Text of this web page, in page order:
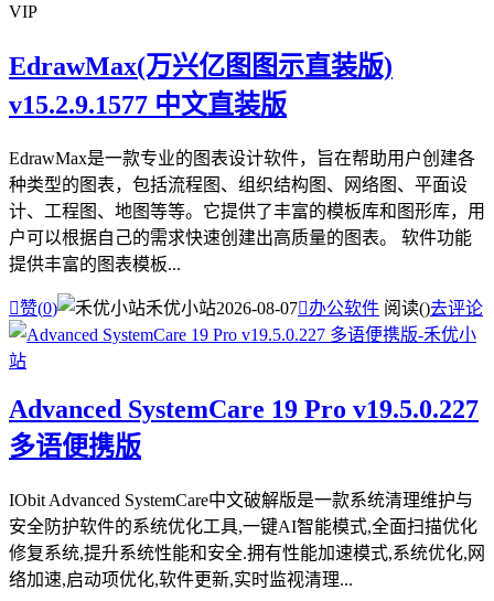
VIP
EdrawMax(万兴亿图图示直装版)
v15.2.9.1577 中文直装版
EdrawMax是一款专业的图表设计软件，旨在帮助用户创建各
种类型的图表，包括流程图、组织结构图、网络图、平面设
计、工程图、地图等等。它提供了丰富的模板库和图形库，用
户可以根据自己的需求快速创建出高质量的图表。 软件功能
提供丰富的图表模板...
赞(0) 禾优小站2026-08-07办公软件 阅读()去评论
Advanced SystemCare 19 Pro v19.5.0.227
多语便携版
IObit Advanced SystemCare中文破解版是一款系统清理维护与
安全防护软件的系统优化工具,一键AI智能模式,全面扫描优化
修复系统,提升系统性能和安全.拥有性能加速模式,系统优化,网
络加速,启动项优化,软件更新,实时监视清理...